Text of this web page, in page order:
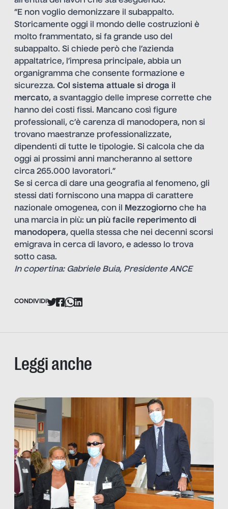
“E non voglio demonizzare il subappalto.
Storicamente oggi il mondo delle costruzioni è
molto frammentato, si fa grande uso del
subappalto. Si chiede però che l’azienda
appaltatrice, l’impresa principale, abbia un
organigramma che consente formazione e
sicurezza. Col sistema attuale si droga il
mercato, a svantaggio delle imprese corrette che
hanno dei costi fissi. Mancano così figure
professionali, c’è carenza di manodopera, non si
trovano maestranze professionalizzate,
dipendenti di tutte le tipologie. Si calcola che da
oggi ai prossimi anni mancheranno al settore
circa 265.000 lavoratori.”
Se si cerca di dare una geografia al fenomeno, gli
stessi dati forniscono una mappa di carattere
nazionale omogenea, con il
Mezzogiorno che ha
una marcia in più: un più facile reperimento di
manodopera, quella stessa che nei decenni scorsi
emigrava in cerca di lavoro, e adesso lo trova
sotto casa.
In copertina: Gabriele Buia, Presidente ANCE
CONDIVIDI
Leggi anche